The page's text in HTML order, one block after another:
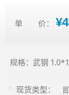
单 价：
规格：武钢
现货类型：